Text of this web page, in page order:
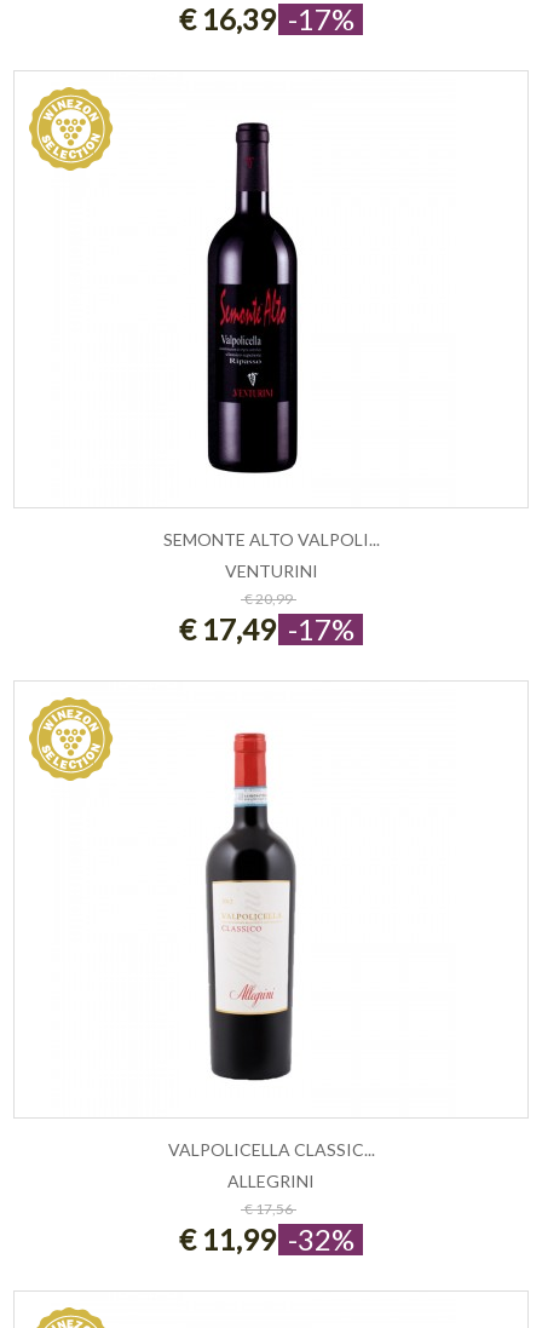
€ 16,39 -17%
ESAURITO
SEMONTE ALTO VALPOLI...
VENTURINI
€ 20,99
€ 17,49 -17%
ESAURITO
VALPOLICELLA CLASSIC...
ALLEGRINI
€ 17,56
€ 11,99 -32%